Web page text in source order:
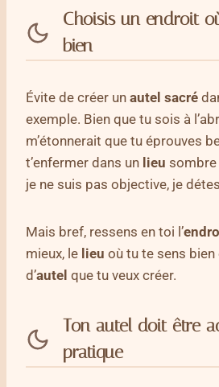
Choisis un endroit
bien
Évite de créer un autel sacré
exemple. Bien que tu sois à
m’étonnerait que tu éprouves
t’enfermer dans un lieu sombre
je ne suis pas objective, je
Mais bref, ressens en toi l’
mieux, le lieu où tu te sens bien
d’autel que tu veux créer.
Ton autel doit être
pratique